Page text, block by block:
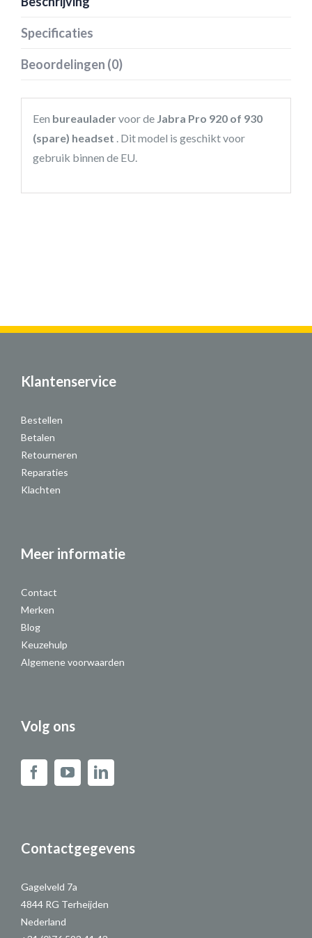
Specificaties
Beoordelingen (0)
Een bureauladervoor de Jabra Pro 920 of 930
(spare) headset . Dit model is geschikt voor
gebruik binnen de EU.
Klantenservice
Bestellen
Betalen
Retourneren
Reparaties
Klachten
Meer informatie
Contact
Merken
Blog
Keuzehulp
Algemene voorwaarden
Volg ons
Contactgegevens
Gagelveld 7a
4844 RG Terheijden
Nederland